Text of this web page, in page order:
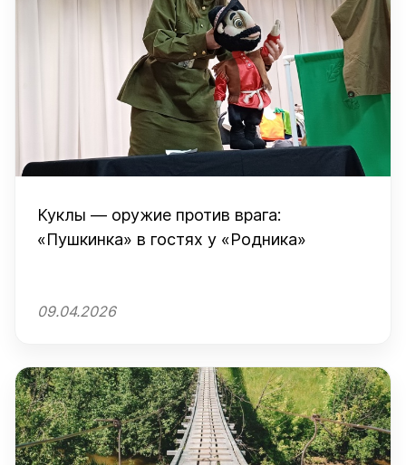
Куклы — оружие против врага:
«Пушкинка» в гостях у «Родника»
09.04.2026